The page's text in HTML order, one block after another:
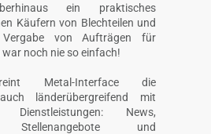
ein praktisches
Käufern von Blechteilen und
Vergabe von Aufträgen für
noch nie so einfach!
Metal-Interface die
länderübergreifend mit
Dienstleistungen: News,
Stellenangebote und